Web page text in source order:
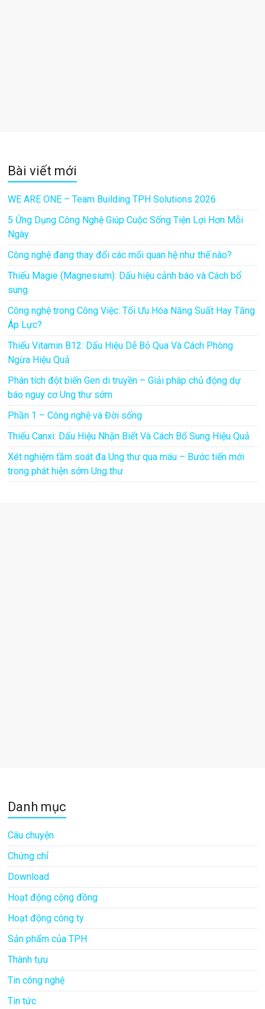
Bài viết mới
WE ARE ONE – Team Building TPH Solutions 2026
5 Ứng Dụng Công Nghệ Giúp Cuộc Sống Tiện Lợi Hơn Mỗi
Ngày
Công nghệ đang thay đổi các mối quan hệ như thế nào?
Thiếu Magie (Magnesium): Dấu hiệu cảnh báo và Cách bổ
sung
Công nghệ trong Công Việc: Tối Ưu Hóa Năng Suất Hay Tăng
Áp Lực?
Thiếu Vitamin B12: Dấu Hiệu Dễ Bỏ Qua Và Cách Phòng
Ngừa Hiệu Quả
Phân tích đột biến Gen di truyền – Giải pháp chủ động dự
báo nguy cơ Ung thư sớm
Phần 1 – Công nghệ và Đời sống
Thiếu Canxi: Dấu Hiệu Nhận Biết Và Cách Bổ Sung Hiệu Quả
Xét nghiệm tầm soát đa Ung thư qua máu – Bước tiến mới
trong phát hiện sớm Ung thư
Danh mục
Câu chuyện
Chứng chỉ
Download
Hoạt động cộng đồng
Hoạt động công ty
Sản phẩm của TPH
Thành tựu
Tin công nghệ
Tin tức